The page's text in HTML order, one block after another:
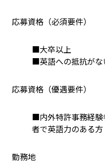
応募資格（必須要件）
■大卒以上
■英語への抵抗がな
応募資格（優遇要件）
■内外特許事務経
者で英語力のある方
勤務地